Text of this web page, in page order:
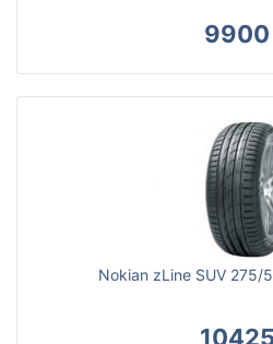
9900
Nokian zLine SUV 275/
10425